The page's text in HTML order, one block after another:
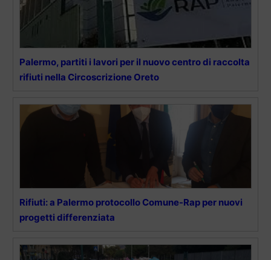
Palermo, partiti i lavori per il nuovo centro di raccolta
rifiuti nella Circoscrizione Oreto
Rifiuti: a Palermo protocollo Comune-Rap per nuovi
progetti differenziata